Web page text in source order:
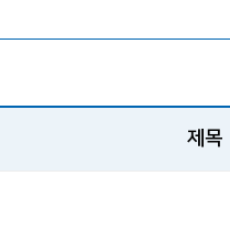
제목